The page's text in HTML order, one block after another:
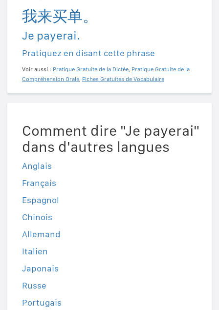
我来买单。
Je payerai.
Pratiquez en disant cette phrase
Voir aussi : Pratique Gratuite de la Dictée, Pratique Gratuite de la
Compréhension Orale, Fiches Gratuites de Vocabulaire
Comment dire "Je payerai"
dans d'autres langues
Anglais
Français
Espagnol
Chinois
Allemand
Italien
Japonais
Russe
Portugais